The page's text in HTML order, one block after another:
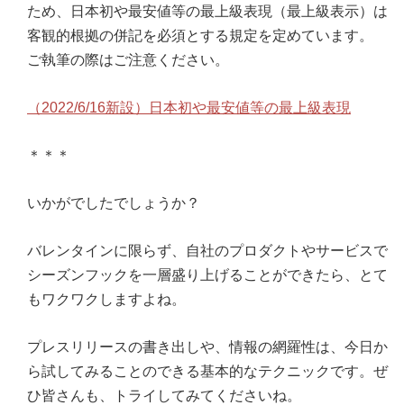
ため、日本初や最安値等の最上級表現（最上級表示）は
客観的根拠の併記を必須とする規定を定めています。
ご執筆の際はご注意ください。
（2022/6/16新設）日本初や最安値等の最上級表現
＊＊＊
いかがでしたでしょうか？
バレンタインに限らず、自社のプロダクトやサービスで
シーズンフックを一層盛り上げることができたら、とて
もワクワクしますよね。
プレスリリースの書き出しや、情報の網羅性は、今日か
ら試してみることのできる基本的なテクニックです。ぜ
ひ皆さんも、トライしてみてくださいね。